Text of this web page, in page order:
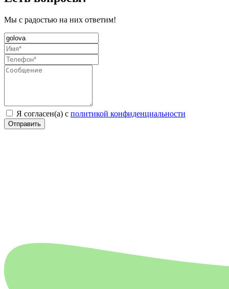
Мы с радостью на них ответим!
Я согласен(а) с политикой конфиденциальности
Отправить